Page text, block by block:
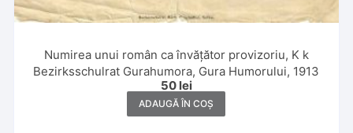
Numirea unui român ca învățător provizoriu, K k
Bezirksschulrat Gurahumora, Gura Humorului, 1913
50 lei
ADAUGĂ ÎN COȘ